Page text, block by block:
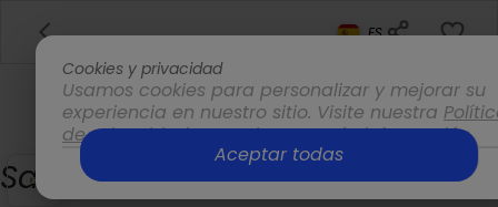
ES
Salón Recepción
Cookies y privacidad
Usamos cookies para personalizar y mejorar su
experiencia en nuestro sitio. Visite nuestra
de privacidadpara obtener más información.
Opciones
Aceptar todas